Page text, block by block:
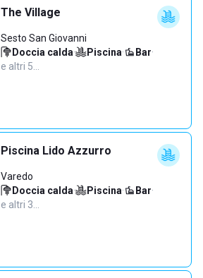
The Village
Sesto San Giovanni
Doccia calda· Piscina· Bar·
e altri 5…
Piscina Lido Azzurro
Varedo
Doccia calda· Piscina· Bar·
e altri 3…